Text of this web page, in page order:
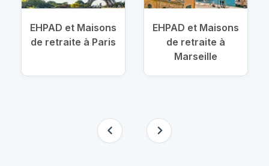
EHPAD et Maisons
de retraite à Paris
EHPAD et Maisons
de retraite à
Marseille